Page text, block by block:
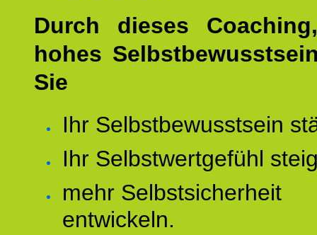
Durch dieses
hohes
Sie
Ihr Selbstbewusstsein
Ihr Selbstwertgefühl
mehr Selbstsicherheit
entwickeln.